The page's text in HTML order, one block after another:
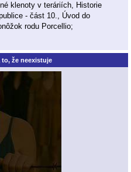
klenoty v teráriích, Historie
- část 10., Úvod do
rodu Porcellio;
že neexistuje